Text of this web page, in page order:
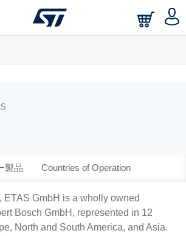
English
製品 Countries of Operation
ETAS GmbH is a wholly owned
Bosch GmbH, represented in 12
North and South America, and Asia.